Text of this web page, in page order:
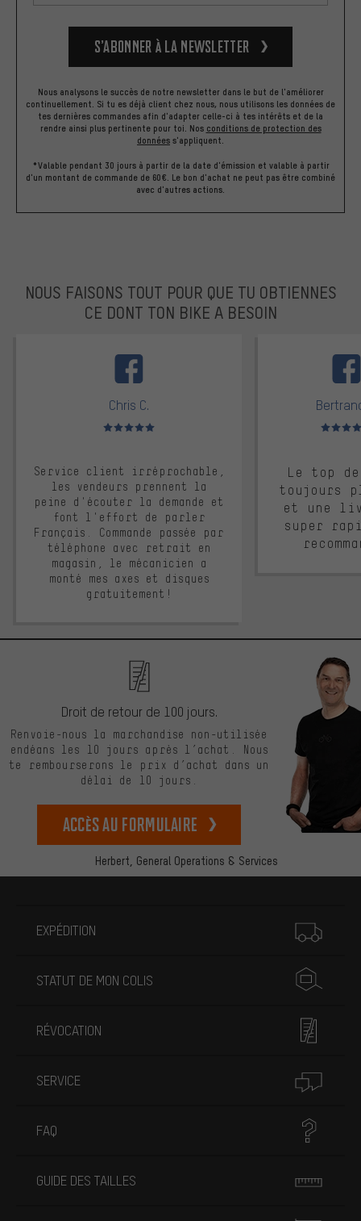
S’abonner à la newsletter
Nous analysons le succès de notre newsletter dans le but de l'améliorer
continuellement. Si tu es déjà client chez nous, nous utilisons les données de
tes dernières commandes afin d'adapter celle-ci à tes intérêts et de la
rendre ainsi plus pertinente pour toi. Nos conditions de protection des
données s'appliquent.
*Valable pendant 30 jours à partir de la date d'émission et valable à partir
d'un montant de commande de 60€. Le bon d'achat ne peut pas être combiné
avec d'autres actions.
NOUS FAISONS TOUT POUR QUE TU OBTIENNES
CE DONT TON BIKE A BESOIN
Chris C.
Note moyenne : 5 sur 5
Service client irréprochable,
les vendeurs prennent la
peine d'écouter la demande et
font l'effort de parler
Français. Commande passée par
téléphone avec retrait en
magasin, le mécanicien a
monté mes axes et disques
gratuitement!
Note
Le top
toujours
et une
super
Herbert, General Operations & Services
Droit de retour de 100 jours.
Renvoie-nous la marchandise non-utilisée
endéans les 10 jours après l’achat. Nous
te rembourserons le prix d’achat dans un
délai de 10 jours.
Accès au formulaire
EXPÉDITION
STATUT DE MON COLIS
RÉVOCATION
SERVICE
FAQ
GUIDE DES TAILLES